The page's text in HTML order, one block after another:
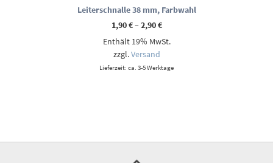
Leiterschnalle 38 mm, Farbwahl
1,90€–2,90€Preisspanne:
bis
Enthält 19% MwSt.
zzgl.Versand
Lieferzeit: ca. 3-5 Werktage